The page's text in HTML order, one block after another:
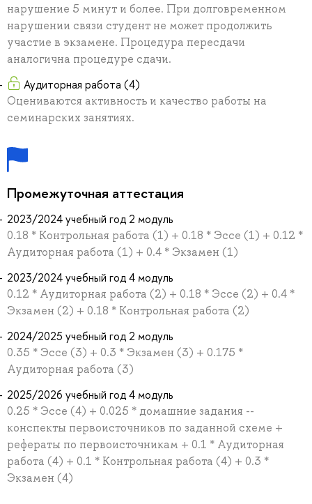
нарушение 5 минут и более. При долговременном
нарушении связи студент не может продолжить
участие в экзамене. Процедура пересдачи
аналогична процедуре сдачи.
Аудиторная работа (4)
Оцениваются активность и качество работы на
семинарских занятиях.
Промежуточная аттестация
2023/2024 учебный год 2 модуль
0.18 * Контрольная работа (1) + 0.18 * Эссе (1) + 0.12 *
Аудиторная работа (1) + 0.4 * Экзамен (1)
2023/2024 учебный год 4 модуль
0.12 * Аудиторная работа (2) + 0.18 * Эссе (2) + 0.4 *
Экзамен (2) + 0.18 * Контрольная работа (2)
2024/2025 учебный год 2 модуль
0.35 * Эссе (3) + 0.3 * Экзамен (3) + 0.175 *
Аудиторная работа (3)
2025/2026 учебный год 4 модуль
0.25 * Эссе (4) + 0.025 * домашние задания --
конспекты первоисточников по заданной схеме +
рефераты по первоисточникам + 0.1 * Аудиторная
работа (4) + 0.1 * Контрольная работа (4) + 0.3 *
Экзамен (4)